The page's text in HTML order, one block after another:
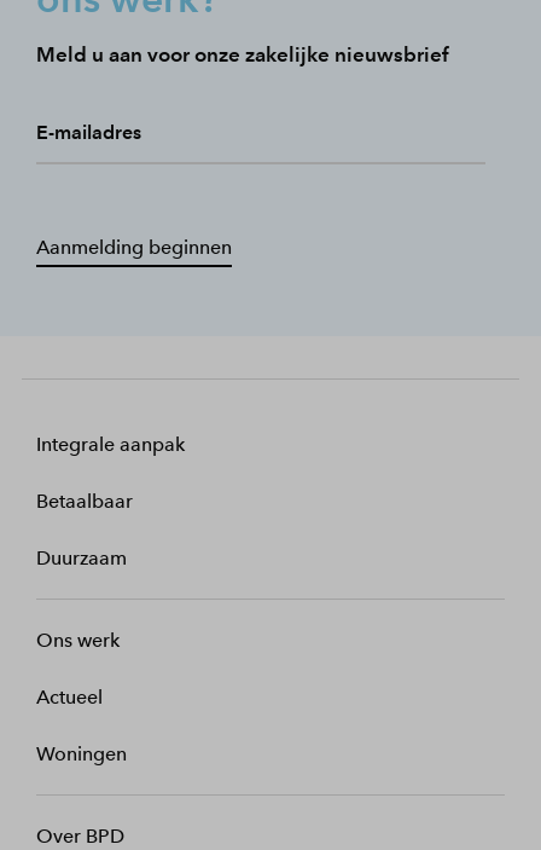
Meld u aan voor onze zakelijke nieuwsbrief
E-mailadres
Aanmelding beginnen
Integrale aanpak
Betaalbaar
Duurzaam
Ons werk
Actueel
Woningen
Over BPD